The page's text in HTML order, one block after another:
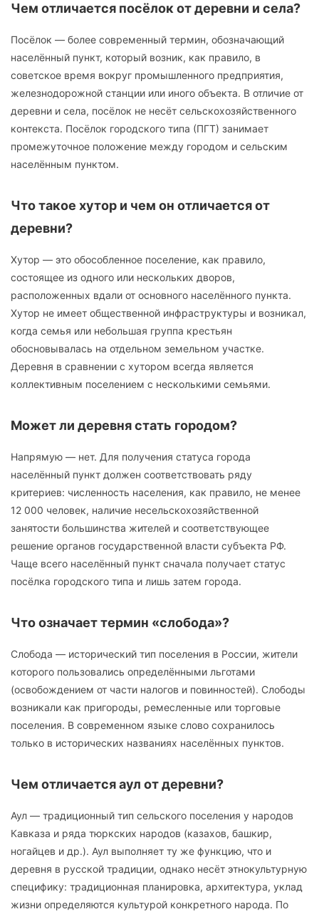
Чем отличается посёлок от деревни и села?
Посёлок — более современный термин, обозначающий
населённый пункт, который возник, как правило, в
советское время вокруг промышленного предприятия,
железнодорожной станции или иного объекта. В отличие от
деревни и села, посёлок не несёт сельскохозяйственного
контекста. Посёлок городского типа (ПГТ) занимает
промежуточное положение между городом и сельским
населённым пунктом.
Что такое хутор и чем он отличается от
деревни?
Хутор — это обособленное поселение, как правило,
состоящее из одного или нескольких дворов,
расположенных вдали от основного населённого пункта.
Хутор не имеет общественной инфраструктуры и возникал,
когда семья или небольшая группа крестьян
обосновывалась на отдельном земельном участке.
Деревня в сравнении с хутором всегда является
коллективным поселением с несколькими семьями.
Может ли деревня стать городом?
Напрямую — нет. Для получения статуса города
населённый пункт должен соответствовать ряду
критериев: численность населения, как правило, не менее
12 000 человек, наличие несельскохозяйственной
занятости большинства жителей и соответствующее
решение органов государственной власти субъекта РФ.
Чаще всего населённый пункт сначала получает статус
посёлка городского типа и лишь затем города.
Что означает термин «слобода»?
Слобода — исторический тип поселения в России, жители
которого пользовались определёнными льготами
(освобождением от части налогов и повинностей). Слободы
возникали как пригороды, ремесленные или торговые
поселения. В современном языке слово сохранилось
только в исторических названиях населённых пунктов.
Чем отличается аул от деревни?
Аул — традиционный тип сельского поселения у народов
Кавказа и ряда тюркских народов (казахов, башкир,
ногайцев и др.). Аул выполняет ту же функцию, что и
деревня в русской традиции, однако несёт этнокультурную
специфику: традиционная планировка, архитектура, уклад
жизни определяются культурой конкретного народа. По